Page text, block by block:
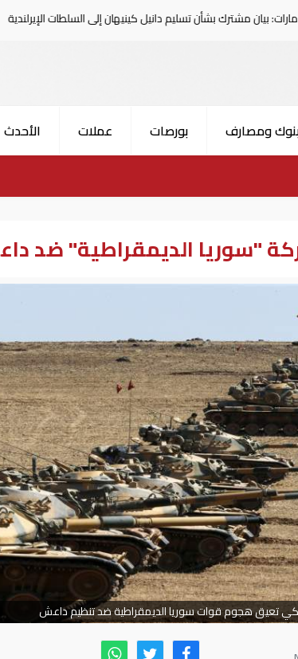
بشأن تسليم دانيل كينيهان إلى السلطات الإيرلندية
ومصارف بورصات عملات الأحدث
"سوريا الديمقراطية" ضد
تعيق هجوم قوات سوريا الديمقراطية ضد تنظيم داعش